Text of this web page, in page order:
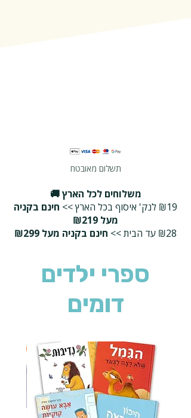
תשלום מאובטח
משלוחים לכל הארץ 🚚
₪19 לנק' איסוף בכל הארץ >>
חינם בקניה
מעל ₪219
₪28 עד הבית >>
חינם בקניה מעל ₪299
ספרי ילדים
דומים